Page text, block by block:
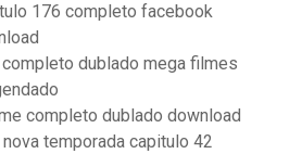
176 completo facebook
dublado mega filmes
completo dublado download
temporada capitulo 42